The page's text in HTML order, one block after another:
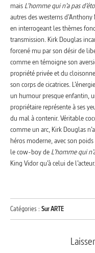
mais L’homme qui n’a pas
autres des westerns
en interrogeant les thèmes
transmission. Kirk Douglas
forcené mu par son désir de
comme en témoigne son
propriété privée et du
son corps de cicatrices.
un humour presque enfantin,
propriétaire représente à ses
du mal à contenir. Véritable
comme un arc, Kirk Douglas
héros moderne, avec son
le cow-boy de L’homme qui
King Vidor qu’à celui de l’acteur.
Catégories : Sur ARTE